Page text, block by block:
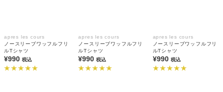
apres les cours
ノースリーブワッフルフリ
ルTシャツ
¥990 税込
apres les cours
ノースリーブワッフルフリ
ルTシャツ
¥990税込
apres les cours
ノースリーブワッフルフリ
ルTシャツ
¥990 税込